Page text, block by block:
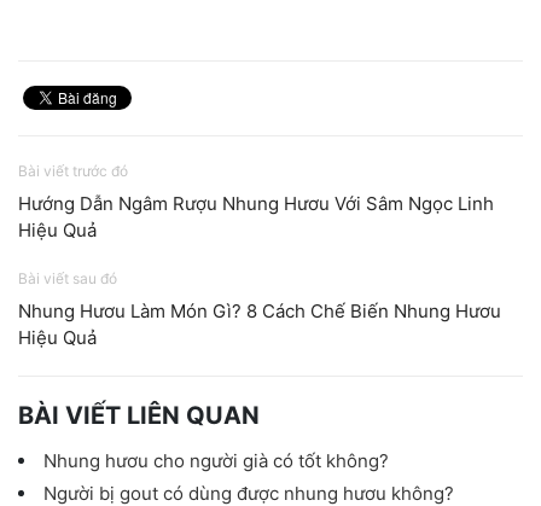
Bài viết trước đó
Hướng Dẫn Ngâm Rượu Nhung Hươu Với Sâm Ngọc Linh
Hiệu Quả
Bài viết sau đó
Nhung Hươu Làm Món Gì? 8 Cách Chế Biến Nhung Hươu
Hiệu Quả
BÀI VIẾT LIÊN QUAN
Nhung hươu cho người già có tốt không?
Người bị gout có dùng được nhung hươu không?